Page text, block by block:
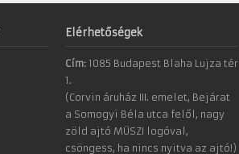
Elérhetőségek
Cím: 1085 Budapest Blaha Lujza tér
1.
(Corvin áruház III. emelet, Bejárat
a Somogyi Béla utca felől, nagy
zöld ajtó MÜSZI logóval,
csöngess, ha nincs nyitva az ajtó!)